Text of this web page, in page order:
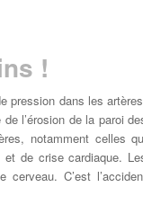
!
pression dans les
l’érosion de la paroi
notamment celles
de crise cardiaque.
C’est